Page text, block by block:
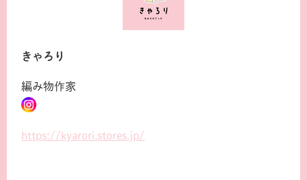
きゃろり
編み物作家
https://kyarori.stores.jp/